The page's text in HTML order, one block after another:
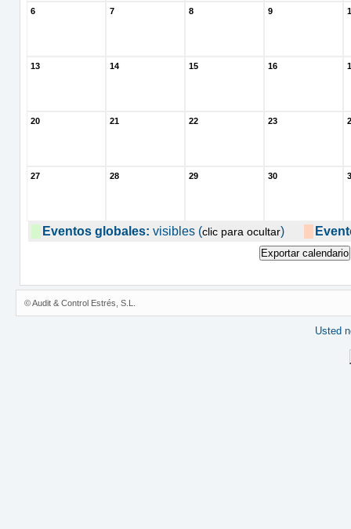
6 7 8 9
13 14 15 16
20 21 22 23
27 28 29 30
Eventos globales: visibles (clic para ocultar)
© Audit & Control Estrés, S.L.
Usted